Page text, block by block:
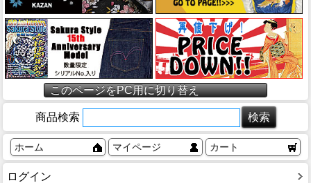
このページをPC用に切り替え
商品検索
ホーム マイページ カート
ログイン